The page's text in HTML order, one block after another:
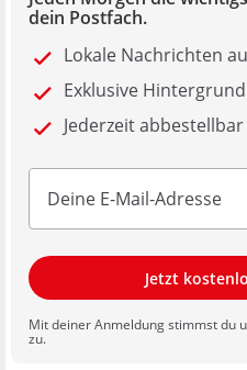
dein Postfach.
Lokale Nachrichten
Exklusive
Jederzeit abbestellbar
Jetzt
Mit deiner Anmeldung stimmst du
zu.